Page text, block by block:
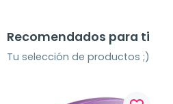
Recomendados para ti
Tu selección de productos ;)